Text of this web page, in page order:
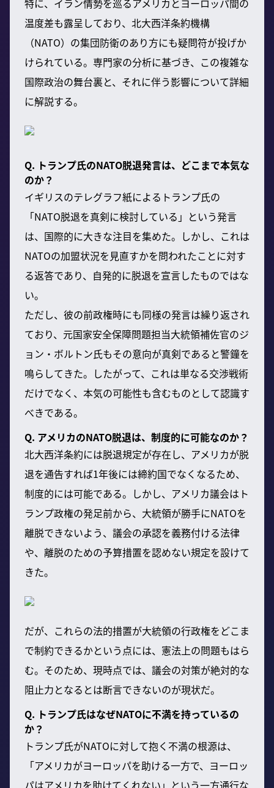
温度差も露呈しており、北大西洋条約機構
（NATO）の集団防衛のあり方にも疑問符が投げか
けられている。専門家の分析に基づき、この複雑な
国際政治の舞台裏と、それに伴う影響について詳細
に解説する。
Q. トランプ氏のNATO脱退発言は、どこまで本気な
のか？
イギリスのテレグラフ紙によるトランプ氏の
「NATO脱退を真剣に検討している」という発言
は、国際的に大きな注目を集めた。しかし、これは
NATOの加盟状況を見直すかを問われたことに対す
る返答であり、自発的に脱退を宣言したものではな
い。
ただし、彼の前政権時にも同様の発言は繰り返され
ており、元国家安全保障問題担当大統領補佐官のジ
ョン・ボルトン氏もその意向が真剣であると警鐘を
鳴らしてきた。したがって、これは単なる交渉戦術
だけでなく、本気の可能性も含むものとして認識す
べきである。
Q. アメリカのNATO脱退は、制度的に可能なのか？
北大西洋条約には脱退規定が存在し、アメリカが脱
退を通告すれば1年後には締約国でなくなるため、
制度的には可能である。しかし、アメリカ議会はト
ランプ政権の発足前から、大統領が勝手にNATOを
離脱できないよう、議会の承認を義務付ける法律
や、離脱のための予算措置を認めない規定を設けて
きた。
だが、これらの法的措置が大統領の行政権をどこま
で制約できるかという点には、憲法上の問題もはら
む。そのため、現時点では、議会の対策が絶対的な
阻止力となるとは断言できないのが現状だ。
Q. トランプ氏はなぜNATOに不満を持っているの
か？
トランプ氏がNATOに対して抱く不満の根源は、
「アメリカがヨーロッパを助ける一方で、ヨーロッ
パはアメリカを助けてくれない」という一方通行な